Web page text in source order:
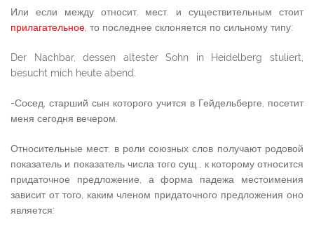
Или если между относит. мест. и существительным стоит
прилагательное, то последнее склоняется по сильному типу:
Der Nachbar, dessen altester Sohn in Heidelberg stuliert,
besucht mich heute abend.
-Сосед, старший сын которого учится в Гейдельберге, посетит
меня сегодня вечером.
Относительные мест. в роли союзных слов получают родовой
показатель и показатель числа того сущ., к которому относится
придаточное предложение, а форма падежа местоимения
зависит от того, каким членом придаточного предложения оно
является: